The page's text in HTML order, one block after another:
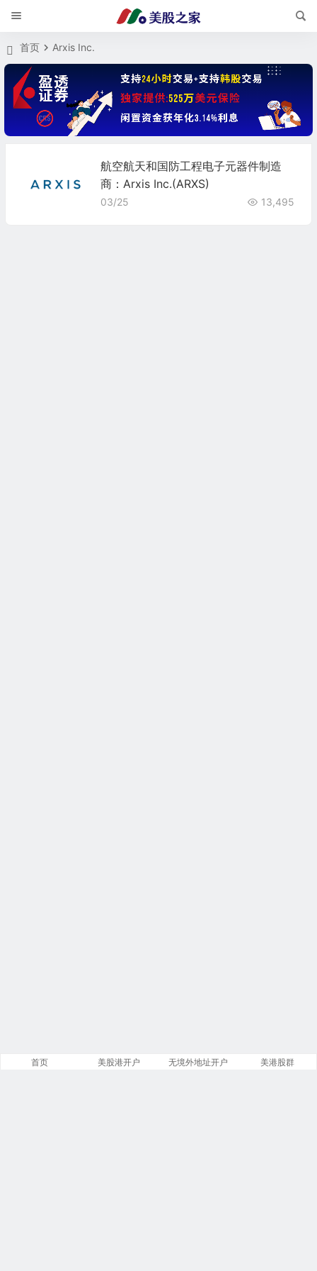
首页 Arxis Inc.
航空航天和国防工程电子元器件制造
商：Arxis Inc.(ARXS)
03/25 13,495
首页 美股港开户 无境外地址开户 美港股群